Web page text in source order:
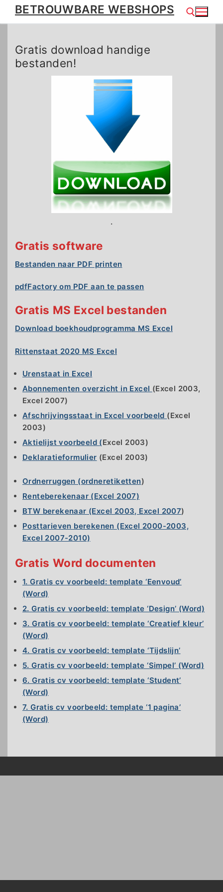
naar
BETROUWBARE WEBSHOPS
Zoeken naar:
Gratis download handige
bestanden!
.
Gratis software
Bestanden naar PDF printen
pdfFactory om PDF aan te passen
Gratis MS Excel bestanden
Download boekhoudprogramma MS Excel
Rittenstaat 2020 MS Excel
Urenstaat in Excel
Abonnementen overzicht in Excel (Excel 2003,
Excel 2007)
Afschrijvingsstaat in Excel voorbeeld (Excel
2003)
Aktielijst voorbeeld (Excel 2003)
Deklaratieformulier (Excel 2003)
Ordnerruggen (ordneretiketten)
Renteberekenaar (Excel 2007)
BTW berekenaar (Excel 2003, Excel 2007)
Posttarieven berekenen (Excel 2000-2003,
Excel 2007-2010)
Gratis Word documenten
1. Gratis cv voorbeeld: template ‘Eenvoud’
(Word)
2. Gratis cv voorbeeld: template ‘Design’ (Word)
3. Gratis cv voorbeeld: template ‘Creatief kleur’
(Word)
4. Gratis cv voorbeeld: template ‘Tijdslijn’
5. Gratis cv voorbeeld: template ‘Simpel’ (Word)
6. Gratis cv voorbeeld: template ‘Student’
(Word)
7. Gratis cv voorbeeld: template ‘1 pagina’
(Word)